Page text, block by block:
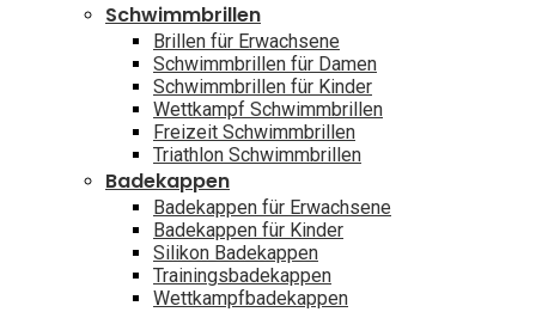
Schwimmbrillen
Brillen für Erwachsene
Schwimmbrillen für Damen
Schwimmbrillen für Kinder
Wettkampf Schwimmbrillen
Freizeit Schwimmbrillen
Triathlon Schwimmbrillen
Badekappen
Badekappen für Erwachsene
Badekappen für Kinder
Silikon Badekappen
Trainingsbadekappen
Wettkampfbadekappen